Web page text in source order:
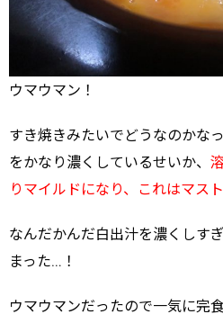
ウマウマン！
すき焼きみたいでどうなのかな
をかなり濃くしているせいか、
りマイルドになり、これはマス
なんだかんだ白出汁を濃くしす
まった…！
ウマウマンだったので一気に完食